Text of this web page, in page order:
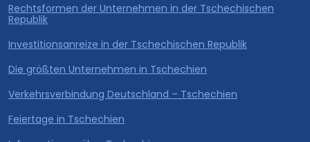
Rechtsformen der Unternehmen in der Tschechischen
Republik
Investitionsanreize in der Tschechischen Republik
Die größten Unternehmen in Tschechien
Verkehrsverbindung Deutschland – Tschechien
Feiertage in Tschechien